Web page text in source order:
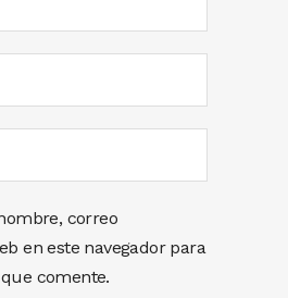
correo
en este navegador para
comente.